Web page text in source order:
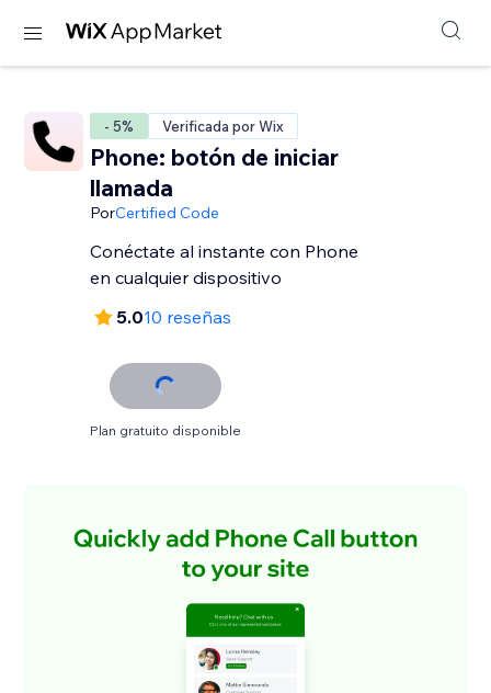
- 5% Verificada por Wix
Phone: botón de iniciar
llamada
PorCertified Code
Conéctate al instante con Phone
en cualquier dispositivo
5.010 reseñas
Plan gratuito disponible